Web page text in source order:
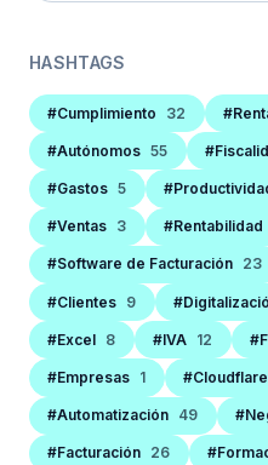
HASHTAGS
#Cumplimiento 32
#Autónomos 55
#Gastos 5
#Ventas 3 #Rentabilidad
#Software de Facturación 23
#Clientes 9
#Excel 8 #IVA 12
#Empresas 1 #Cloudflare
#Automatización 49
#Facturación 26